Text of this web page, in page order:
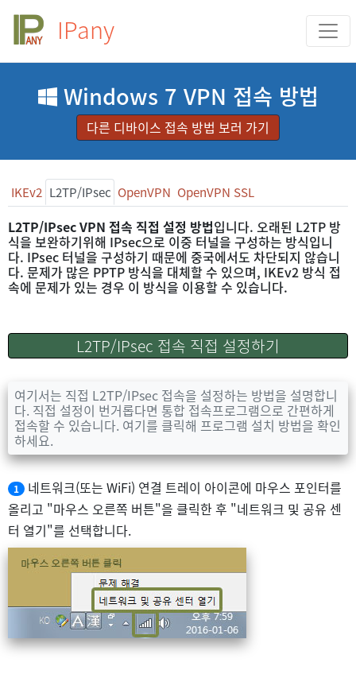
IPany
Windows 7 VPN 접속 방법
다른 디바이스 접속 방법 보러 가기
IKEv2 L2TP/IPsec OpenVPN OpenVPN SSL
L2TP/IPsec VPN 접속 직접 설정 방법입니다. 오래된 L2TP 방
식을 보완하기위해 IPsec으로 이중 터널을 구성하는 방식입니
다. IPsec 터널을 구성하기 때문에 중국에서도 차단되지 않습니
다. 문제가 많은 PPTP 방식을 대체할 수 있으며, IKEv2 방식 접
속에 문제가 있는 경우 이 방식을 이용할 수 있습니다.
L2TP/IPsec 접속 직접 설정하기
여기서는 직접 L2TP/IPsec 접속을 설정하는 방법을 설명합니
다. 직접 설정이 번거롭다면 통합 접속프로그램으로 간편하게
접속할 수 있습니다. 여기를 클릭해 프로그램 설치 방법을 확인
하세요.
1
네트워크(또는 WiFi) 연결 트레이 아이콘에 마우스 포인터를
올리고 "마우스 오른쪽 버튼"을 클릭한 후 "네트워크 및 공유 센
터 열기"를 선택합니다.